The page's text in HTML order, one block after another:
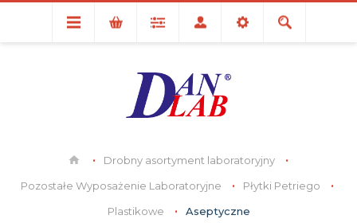
Drobny asortyment laboratoryjny
Pozostałe Wyposażenie Laboratoryjne
Płytki Petriego
Plastikowe
Aseptyczne